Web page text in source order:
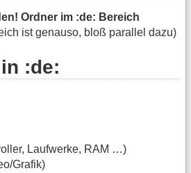
Ordner im :de: Bereich
ist genauso, bloß parallel dazu)
:de:
Laufwerke, RAM …)
Grafik)